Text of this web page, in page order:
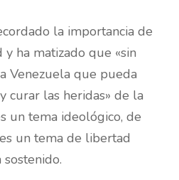
la importancia de
ha matizado que «sin
Venezuela que pueda
curar las heridas» de la
un tema ideológico, de
un tema de libertad
sostenido.